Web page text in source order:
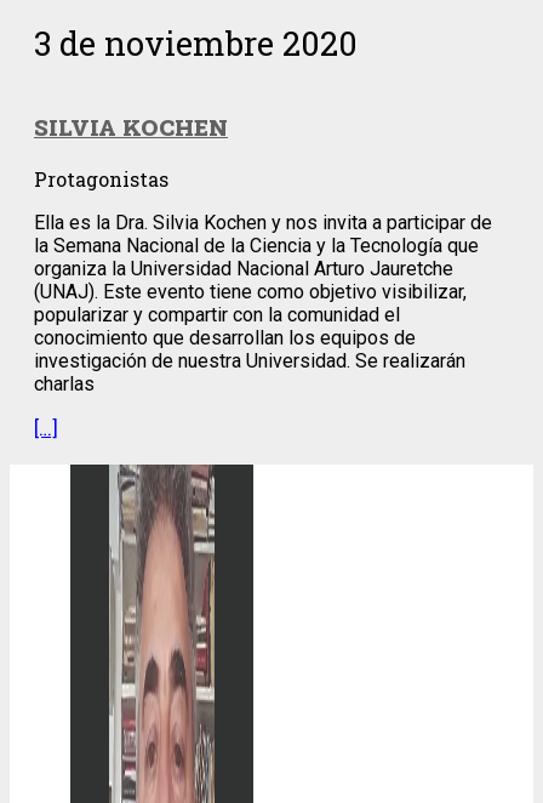
3 de noviembre 2020
SILVIA KOCHEN
Protagonistas
Ella es la Dra. Silvia Kochen y nos invita a participar de
la Semana Nacional de la Ciencia y la Tecnología que
organiza la Universidad Nacional Arturo Jauretche
(UNAJ). Este evento tiene como objetivo visibilizar,
popularizar y compartir con la comunidad el
conocimiento que desarrollan los equipos de
investigación de nuestra Universidad. Se realizarán
charlas
[…]